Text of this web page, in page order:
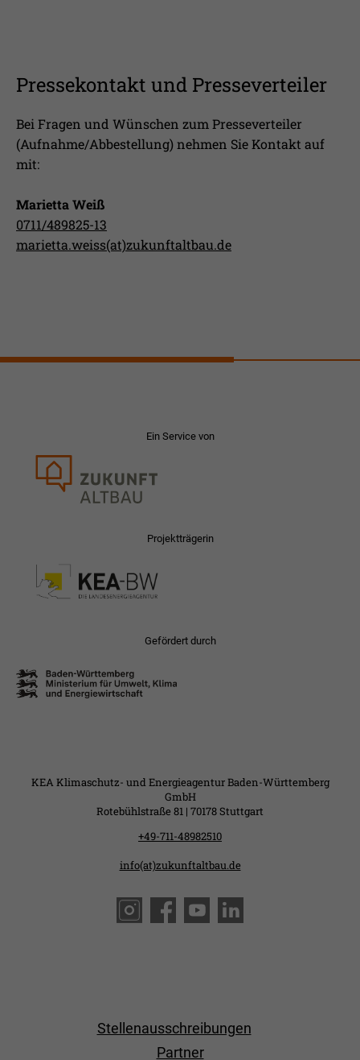
Pressekontakt und Presseverteiler
Bei Fragen und Wünschen zum Presseverteiler
(Aufnahme/Abbestellung) nehmen Sie Kontakt auf
mit:
Marietta Weiß
0711/489825-13
marietta.weiss(at)zukunftaltbau.de
Ein Service von
Projektträgerin
Gefördert durch
KEA Klimaschutz- und Energieagentur Baden-Württemberg
GmbH
Rotebühlstraße 81 | 70178 Stuttgart
+49-711-48982510
info(at)zukunftaltbau.de
Stellenausschreibungen
Partner